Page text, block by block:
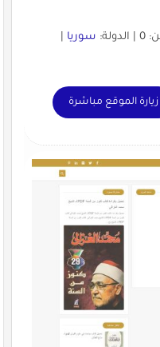
سوريا|
زيارة الموقع مباشرة